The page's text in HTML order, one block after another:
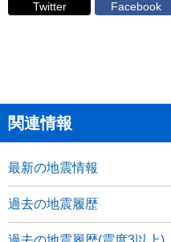
Twitter Facebook
関連情報
最新の地震情報
過去の地震履歴